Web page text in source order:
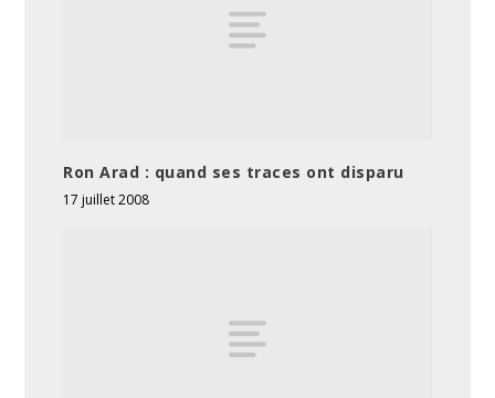
Ron Arad : quand ses traces ont disparu
17 juillet 2008